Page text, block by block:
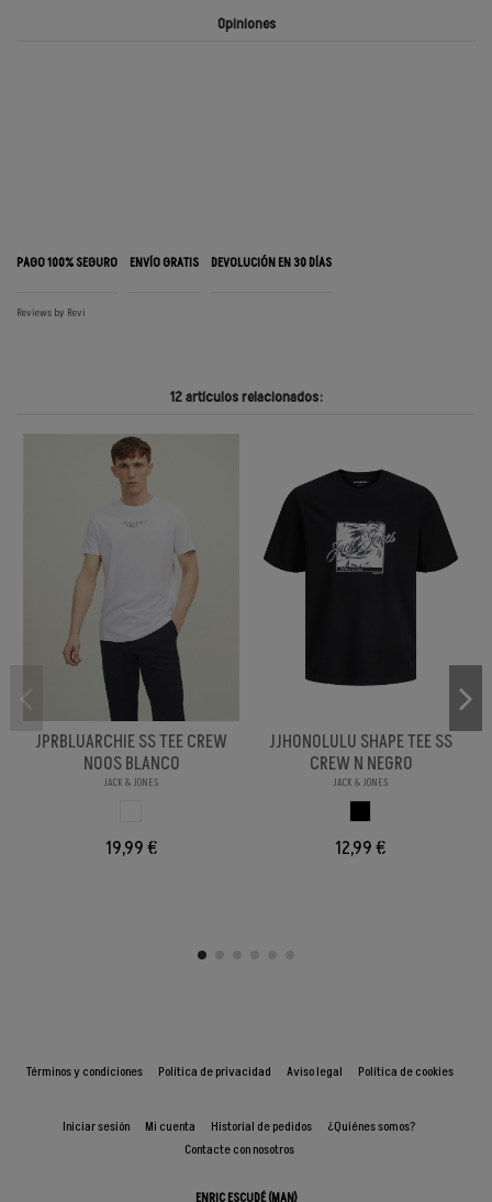
Opiniones
PAGO 100% SEGURO ENVÍO GRATIS DEVOLUCIÓN EN 30 DÍAS
Reviews by Revi
12 artículos relacionados:
JPRBLUARCHIE SS TEE CREW
NOOS BLANCO
JACK & JONES
19,99 €
JJHONOLULU SHAPE TEE SS
CREW N NEGRO
JACK & JONES
12,99 €
Términos y condiciones Política de privacidad Aviso legal Política de cookies
Iniciar sesión Mi cuenta Historial de pedidos
¿Quiénes somos?
Contacte con nosotros